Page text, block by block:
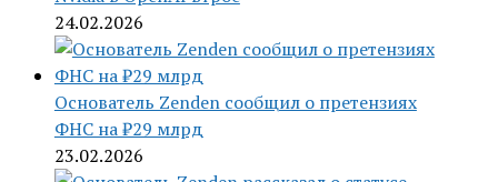
24.02.2026
Основатель Zenden сообщил о претензиях
ФНС на ₽29 млрд
23.02.2026